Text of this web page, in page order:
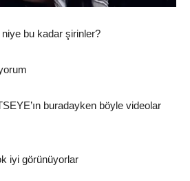
bu kadar şirinler?
buradayken böyle videolar
iyi görünüyorlar